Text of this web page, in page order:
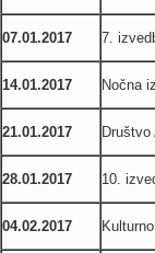
07.01.2017 7.
14.01.2017 Nočna
21.01.2017
28.01.2017 10.
04.02.2017